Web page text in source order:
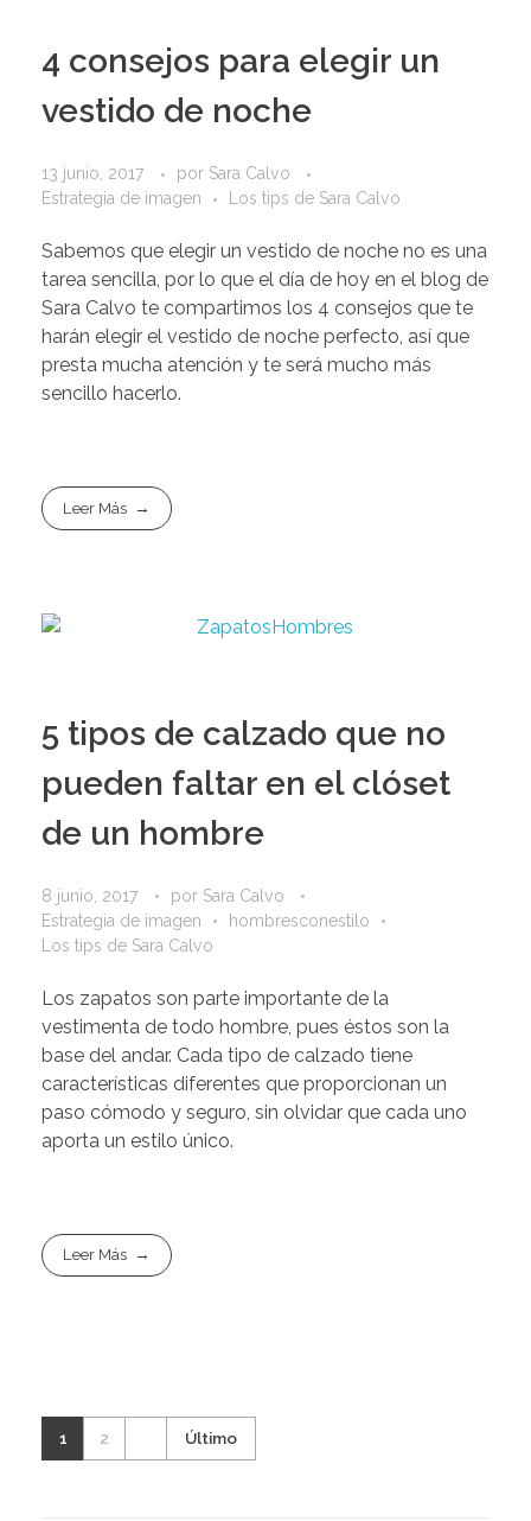
4 consejos para elegir un
vestido de noche
13 junio, 2017 por Sara Calvo
Estrategia de imagen
Los tips de Sara Calvo
Sabemos que elegir un vestido de noche no es una
tarea sencilla, por lo que el día de hoy en el blog de
Sara Calvo te compartimos los 4 consejos que te
harán elegir el vestido de noche perfecto, así que
presta mucha atención y te será mucho más
sencillo hacerlo.
Leer Más
5 tipos de calzado que no
pueden faltar en el clóset
de un hombre
8 junio, 2017 por Sara Calvo
Estrategia de imagen
hombresconestilo
Los tips de Sara Calvo
Los zapatos son parte importante de la
vestimenta de todo hombre, pues éstos son la
base del andar. Cada tipo de calzado tiene
características diferentes que proporcionan un
paso cómodo y seguro, sin olvidar que cada uno
aporta un estilo único.
Leer Más
1 2 Último